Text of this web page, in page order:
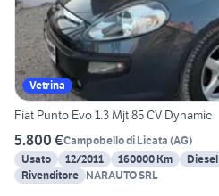
Vetrina
Fiat Punto Evo 1.3 Mjt 85 CV Dynamic
5.800 €Campobello di Licata (AG)
Usato
12/2011 160000 Km Diesel
Rivenditore NARAUTO SRL